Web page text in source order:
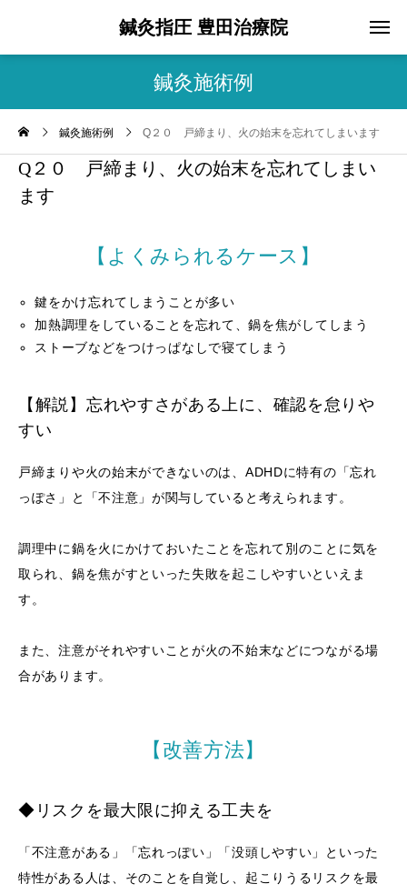
鍼灸指圧 豊田治療院
鍼灸施術例
鍼灸施術例 Q２０ 戸締まり、火の始末を忘れてしまいます
Q２０ 戸締まり、火の始末を忘れてしまい
ます
【よくみられるケース】
鍵をかけ忘れてしまうことが多い
加熱調理をしていることを忘れて、鍋を焦がしてしまう
ストーブなどをつけっぱなしで寝てしまう
【解説】忘れやすさがある上に、確認を怠りや
すい
戸締まりや火の始末ができないのは、ADHDに特有の「忘れ
っぽさ」と「不注意」が関与していると考えられます。
調理中に鍋を火にかけておいたことを忘れて別のことに気を
取られ、鍋を焦がすといった失敗を起こしやすいといえま
す。
また、注意がそれやすいことが火の不始末などにつながる場
合があります。
【改善方法】
◆リスクを最大限に抑える工夫を
「不注意がある」「忘れっぽい」「没頭しやすい」といった
特性がある人は、そのことを自覚し、起こりうるリスクを最